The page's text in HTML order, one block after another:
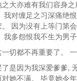
之大亦难有我们容身
我对缠足之习深痛绝
。 因为没有上等门第
我多怨恨我不生为男
一切都不再重要了。
了是因为我深爱爹爹,
对她不满。 毕竟她令